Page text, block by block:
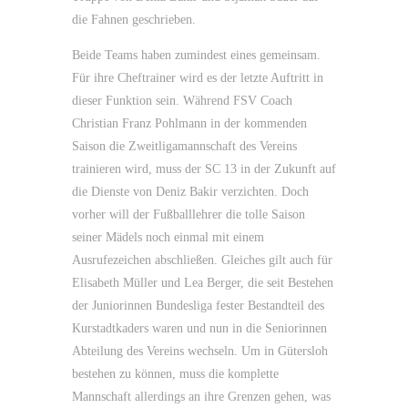
die Fahnen geschrieben.
Beide Teams haben zumindest eines gemeinsam.
Für ihre Cheftrainer wird es der letzte Auftritt in
dieser Funktion sein. Während FSV Coach
Christian Franz Pohlmann in der kommenden
Saison die Zweitligamannschaft des Vereins
trainieren wird, muss der SC 13 in der Zukunft auf
die Dienste von Deniz Bakir verzichten. Doch
vorher will der Fußballlehrer die tolle Saison
seiner Mädels noch einmal mit einem
Ausrufezeichen abschließen. Gleiches gilt auch für
Elisabeth Müller und Lea Berger, die seit Bestehen
der Juniorinnen Bundesliga fester Bestandteil des
Kurstadtkaders waren und nun in die Seniorinnen
Abteilung des Vereins wechseln. Um in Gütersloh
bestehen zu können, muss die komplette
Mannschaft allerdings an ihre Grenzen gehen, was